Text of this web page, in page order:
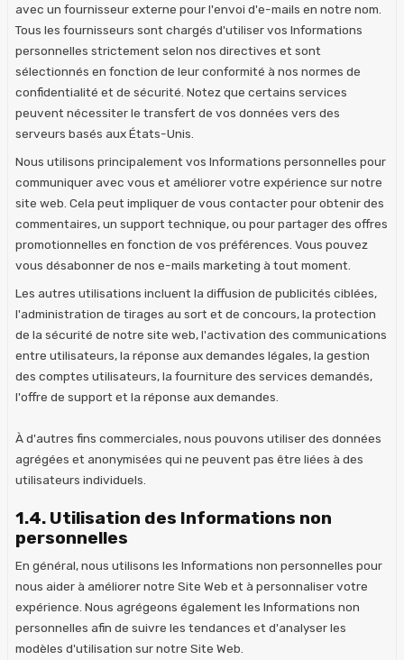
avec un fournisseur externe pour l'envoi d'e-mails en notre nom.
Tous les fournisseurs sont chargés d'utiliser vos Informations
personnelles strictement selon nos directives et sont
sélectionnés en fonction de leur conformité à nos normes de
confidentialité et de sécurité. Notez que certains services
peuvent nécessiter le transfert de vos données vers des
serveurs basés aux États-Unis.
Nous utilisons principalement vos Informations personnelles pour
communiquer avec vous et améliorer votre expérience sur notre
site web. Cela peut impliquer de vous contacter pour obtenir des
commentaires, un support technique, ou pour partager des offres
promotionnelles en fonction de vos préférences. Vous pouvez
vous désabonner de nos e-mails marketing à tout moment.
Les autres utilisations incluent la diffusion de publicités ciblées,
l'administration de tirages au sort et de concours, la protection
de la sécurité de notre site web, l'activation des communications
entre utilisateurs, la réponse aux demandes légales, la gestion
des comptes utilisateurs, la fourniture des services demandés,
l'offre de support et la réponse aux demandes.
À d'autres fins commerciales, nous pouvons utiliser des données
agrégées et anonymisées qui ne peuvent pas être liées à des
utilisateurs individuels.
1.4. Utilisation des Informations non
personnelles
En général, nous utilisons les Informations non personnelles pour
nous aider à améliorer notre Site Web et à personnaliser votre
expérience. Nous agrégeons également les Informations non
personnelles afin de suivre les tendances et d'analyser les
modèles d'utilisation sur notre Site Web.